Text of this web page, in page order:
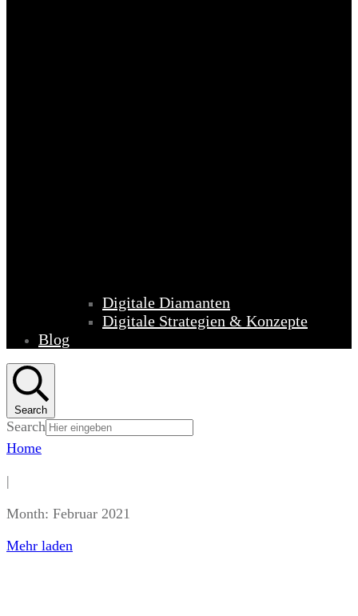
Digitale Diamanten
Digitale Strategien & Konzepte
Blog
Search
Search
Home
|
Month: Februar 2021
Mehr laden